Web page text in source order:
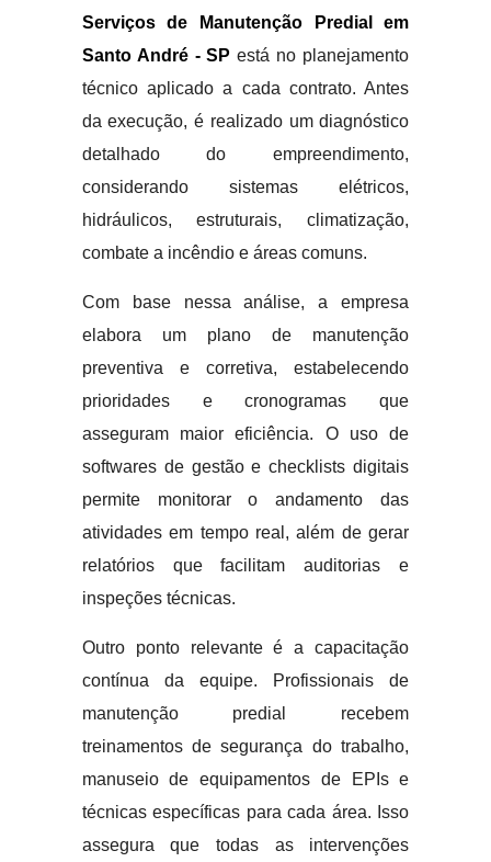
Serviços de Manutenção Predial em
Santo André - SP está no planejamento
técnico aplicado a cada contrato. Antes
da execução, é realizado um diagnóstico
detalhado do empreendimento,
considerando sistemas elétricos,
hidráulicos, estruturais, climatização,
combate a incêndio e áreas comuns.
Com base nessa análise, a empresa
elabora um plano de manutenção
preventiva e corretiva, estabelecendo
prioridades e cronogramas que
asseguram maior eficiência. O uso de
softwares de gestão e checklists digitais
permite monitorar o andamento das
atividades em tempo real, além de gerar
relatórios que facilitam auditorias e
inspeções técnicas.
Outro ponto relevante é a capacitação
contínua da equipe. Profissionais de
manutenção predial recebem
treinamentos de segurança do trabalho,
manuseio de equipamentos de EPIs e
técnicas específicas para cada área. Isso
assegura que todas as intervenções